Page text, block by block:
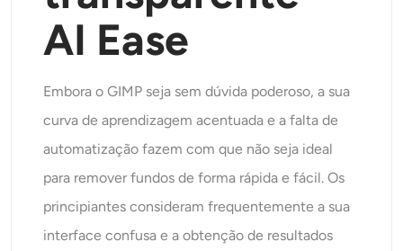
AI Ease
Embora o GIMP seja sem dúvida poderoso, a sua
curva de aprendizagem acentuada e a falta de
automatização fazem com que não seja ideal
para remover fundos de forma rápida e fácil. Os
principiantes consideram frequentemente a sua
interface confusa e a obtenção de resultados